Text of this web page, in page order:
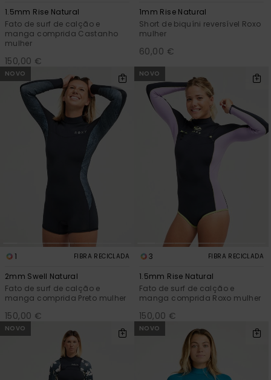
1.5mm Rise Natural
Fato de surf de calção e
manga comprida Castanho
mulher
150,00 €
1mm Rise Natural
Short de biquíni reversível Roxo
mulher
60,00 €
NOVO
1 FIBRA RECICLADA
2mm Swell Natural
Fato de surf de calção e
manga comprida Preto mulher
150,00 €
NOVO
3 FIBRA RECICLADA
1.5mm Rise Natural
Fato de surf de calção e
manga comprida Roxo mulher
150,00 €
NOVO NOVO